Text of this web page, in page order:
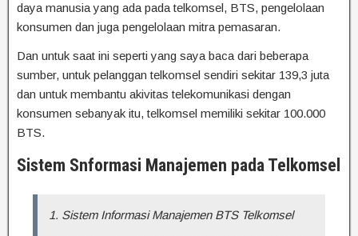
daya manusia yang ada pada telkomsel, BTS, pengelolaan
konsumen dan juga pengelolaan mitra pemasaran.
Dan untuk saat ini seperti yang saya baca dari beberapa
sumber, untuk pelanggan telkomsel sendiri sekitar 139,3 juta
dan untuk membantu akivitas telekomunikasi dengan
konsumen sebanyak itu, telkomsel memiliki sekitar 100.000
BTS.
Sistem Snformasi Manajemen pada Telkomsel
1. Sistem Informasi Manajemen BTS Telkomsel